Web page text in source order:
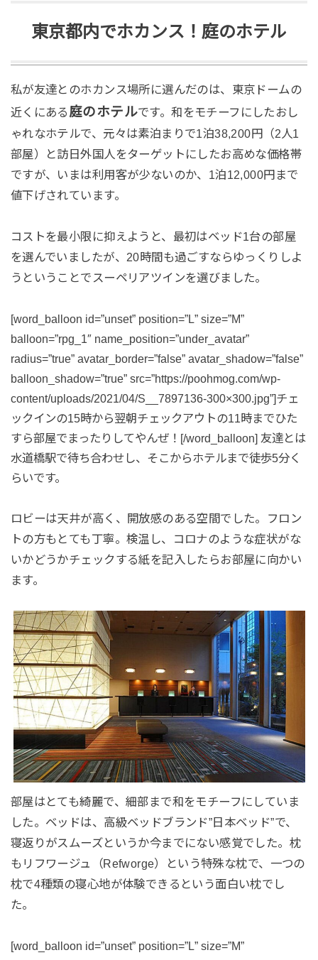
東京都内でホカンス！庭のホテル
私が友達とのホカンス場所に選んだのは、東京ドームの
近くにある 庭のホテルです。和をモチーフにしたおし
ゃれなホテルで、元々は素泊まりで1泊38,200円（2人1
部屋）と訪日外国人をターゲットにしたお高めな価格帯
ですが、いまは利用客が少ないのか、1泊12,000円まで
値下げされています。
コストを最小限に抑えようと、最初はベッド1台の部屋
を選んでいましたが、20時間も過ごすならゆっくりしよ
うということでスーペリアツインを選びました。
[word_balloon id=”unset” position=”L” size=”M”
balloon=”rpg_1″ name_position=”under_avatar”
radius=”true” avatar_border=”false” avatar_shadow=”false”
balloon_shadow=”true” src=”https://poohmog.com/wp-
content/uploads/2021/04/S__7897136-300×300.jpg”]チェ
ックインの15時から翌朝チェックアウトの11時までひた
すら部屋でまったりしてやんぜ！[/word_balloon] 友達とは
水道橋駅で待ち合わせし、そこからホテルまで徒歩5分く
らいです。
ロビーは天井が高く、開放感のある空間でした。フロン
トの方もとても丁寧。検温し、コロナのような症状がな
いかどうかチェックする紙を記入したらお部屋に向かい
ます。
部屋はとても綺麗で、細部まで和をモチーフにしていま
した。ベッドは、高級ベッドブランド”日本ベッド”で、
寝返りがスムーズというか今までにない感覚でした。枕
もリフワージュ（Refworge）という特殊な枕で、一つの
枕で4種類の寝心地が体験できるという面白い枕でし
た。
[word_balloon id=”unset” position=”L” size=”M”